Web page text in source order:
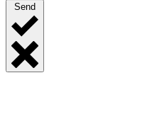
Send